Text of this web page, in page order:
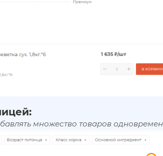
множество товаров